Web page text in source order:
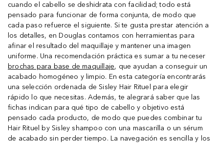
cuando el cabello se deshidrata con facilidad; todo está
pensado para funcionar de forma conjunta, de modo que
cada paso refuerce el siguiente. Si te gusta prestar atención a
los detalles, en Douglas contamos con herramientas para
afinar el resultado del maquillaje y mantener una imagen
uniforme. Una recomendación práctica es sumar a tu neceser
brochas para base de maquillaje, que ayudan a conseguir un
acabado homogéneo y limpio. En esta categoría encontrarás
una selección ordenada de Sisley Hair Rituel para elegir
rápido lo que necesitas. Además, te alegrará saber que las
fichas indican para qué tipo de cabello y objetivo está
pensado cada producto, de modo que puedes combinar tu
Hair Rituel by Sisley shampoo con una mascarilla o un sérum
de acabado sin perder tiempo. La navegación es sencilla y los